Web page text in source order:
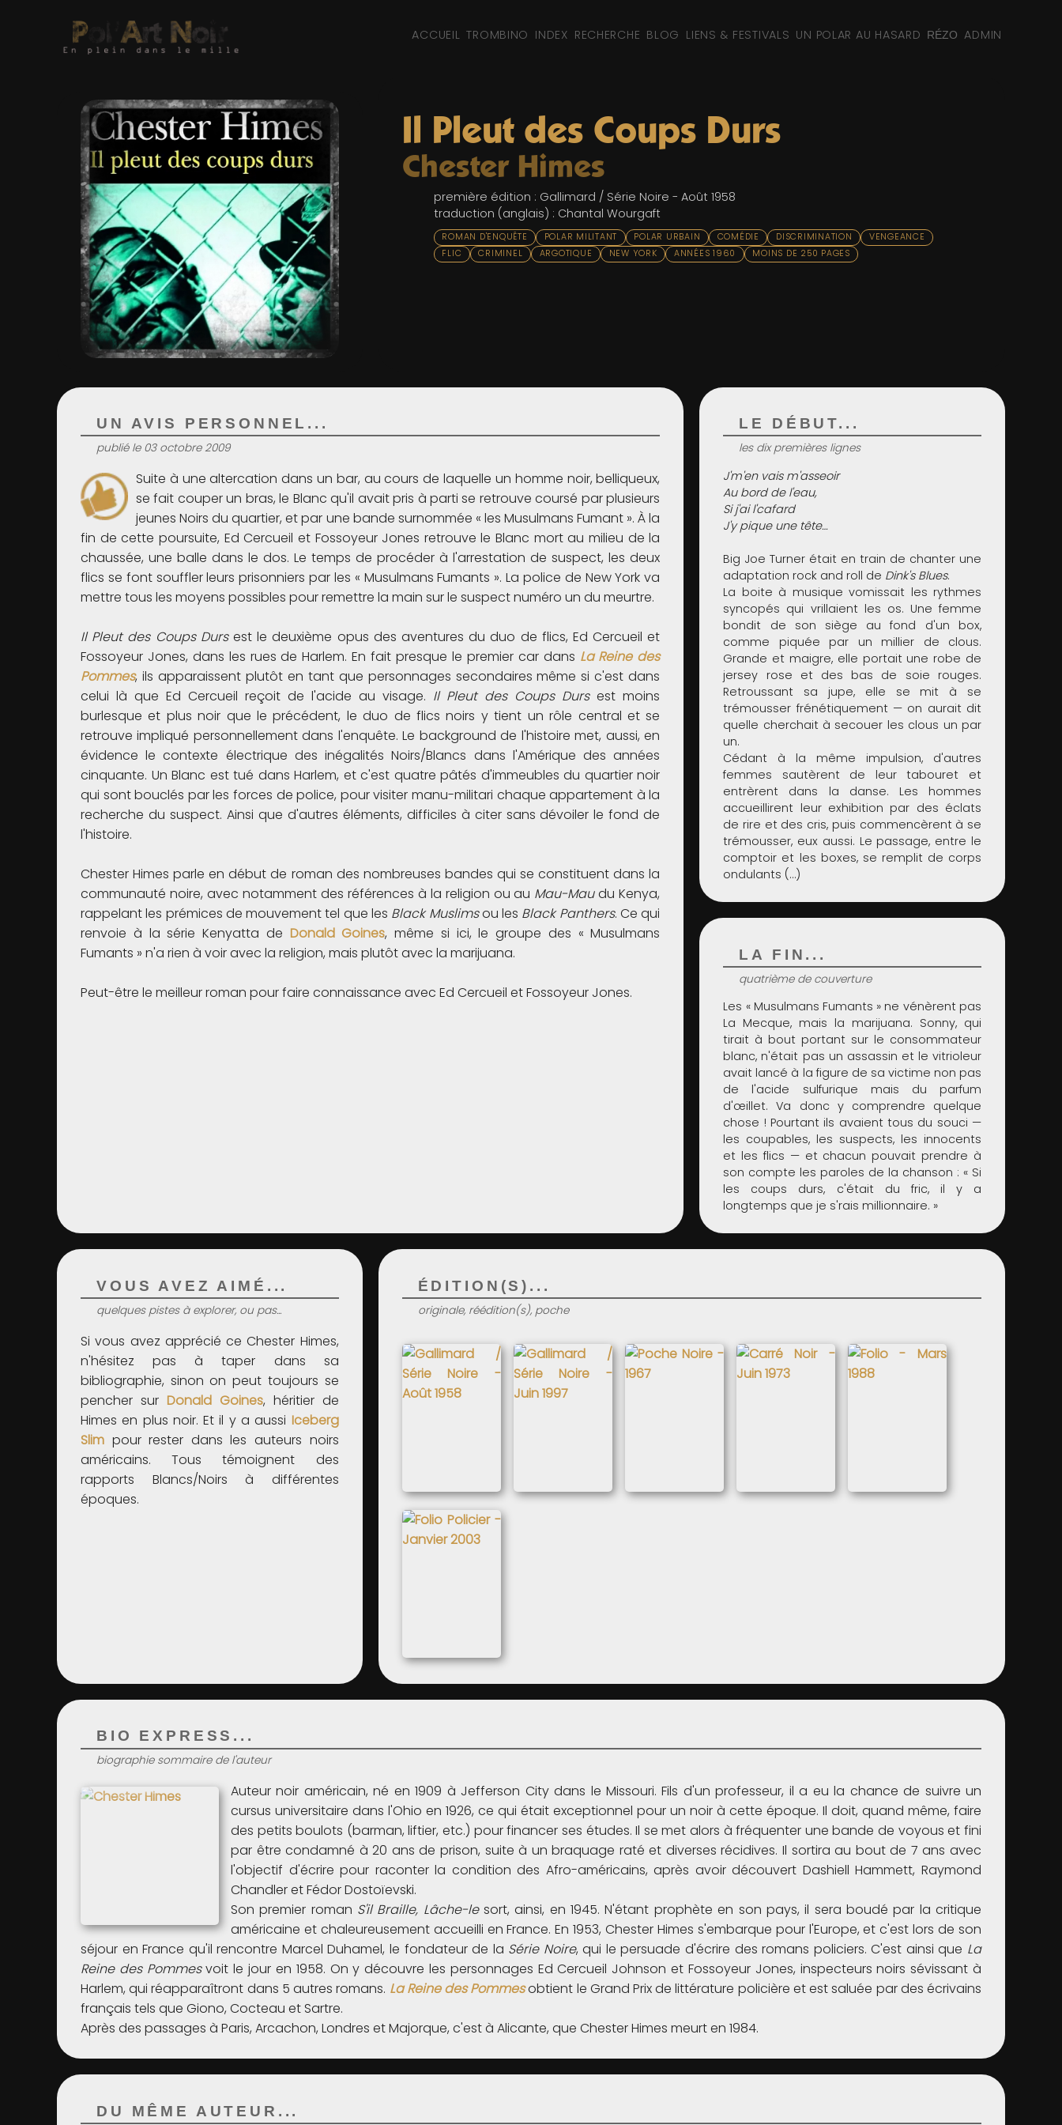
ACCUEIL TROMBINO INDEX RECHERCHE BLOG LIENS & FESTIVALS UN POLAR AU HASARD RÉZO ADMIN
Il Pleut des Coups Durs
Chester Himes
première édition : Gallimard / Série Noire - Août 1958
traduction (anglais) : Chantal Wourgaft
ROMAN D'ENQUÊTE POLAR MILITANT POLAR URBAIN COMÉDIE DISCRIMINATION
VENGEANCE
FLIC
CRIMINEL ARGOTIQUE NEW YORK ANNÉES 1960 MOINS DE 250 PAGES
UN AVIS PERSONNEL...
publié le 03 octobre 2009
Suite à une altercation dans un bar, au cours de laquelle un homme noir, belliqueux,
se fait couper un bras, le Blanc qu'il avait pris à parti se retrouve coursé par plusieurs
jeunes Noirs du quartier, et par une bande surnommée « les Musulmans Fumant ». À la
fin de cette poursuite, Ed Cercueil et Fossoyeur Jones retrouve le Blanc mort au milieu de la
chaussée, une balle dans le dos. Le temps de procéder à l'arrestation de suspect, les deux
flics se font souffler leurs prisonniers par les « Musulmans Fumants ». La police de New York va
mettre tous les moyens possibles pour remettre la main sur le suspect numéro un du meurtre.
Il Pleut des Coups Dursest le deuxième opus des aventures du duo de flics, Ed Cercueil et
Fossoyeur Jones, dans les rues de Harlem. En fait presque le premier car dans La Reine des
Pommes, ils apparaissent plutôt en tant que personnages secondaires même si c'est dans
celui là que Ed Cercueil reçoit de l'acide au visage. Il Pleut des Coups Dursest moins
burlesque et plus noir que le précédent, le duo de flics noirs y tient un rôle central et se
retrouve impliqué personnellement dans l'enquête. Le background de l'histoire met, aussi, en
évidence le contexte électrique des inégalités Noirs/Blancs dans l'Amérique des années
cinquante. Un Blanc est tué dans Harlem, et c'est quatre pâtés d'immeubles du quartier noir
qui sont bouclés par les forces de police, pour visiter manu-militari chaque appartement à la
recherche du suspect. Ainsi que d'autres éléments, difficiles à citer sans dévoiler le fond de
l'histoire.
Chester Himes parle en début de roman des nombreuses bandes qui se constituent dans la
communauté noire, avec notamment des références à la religion ou au Mau-Maudu Kenya,
rappelant les prémices de mouvement tel que les Black Muslimsou les Black Panthers. Ce qui
renvoie à la série Kenyatta de Donald Goines, même si ici, le groupe des « Musulmans
Fumants » n'a rien à voir avec la religion, mais plutôt avec la marijuana.
Peut-être le meilleur roman pour faire connaissance avec Ed Cercueil et Fossoyeur Jones.
VOUS AVEZ AIMÉ...
quelques pistes à explorer, ou pas...
Si vous avez apprécié ce Chester Himes,
n'hésitez pas à taper dans sa
bibliographie, sinon on peut toujours se
pencher sur Donald Goines, héritier de
Himes en plus noir. Et il y a aussi Iceberg
Slim pour rester dans les auteurs noirs
américains. Tous témoignent des
rapports Blancs/Noirs à différentes
époques.
LE DÉBUT...
les dix premières lignes
J'm'en vais m'asseoir
Au bord de l'eau,
Si j'ai l'cafard
J'y pique une tête…
Big Joe Turner était en train de chanter une
adaptation rock and roll de Dink's Blues.
La boite à musique vomissait les rythmes
syncopés qui vrillaient les os. Une femme
bondit de son siège au fond d'un box,
comme piquée par un millier de clous.
Grande et maigre, elle portait une robe de
jersey rose et des bas de soie rouges.
Retroussant sa jupe, elle se mit à se
trémousser frénétiquement — on aurait dit
quelle cherchait à secouer les clous un par
un.
Cédant à la même impulsion, d'autres
femmes sautèrent de leur tabouret et
entrèrent dans la danse. Les hommes
accueillirent leur exhibition par des éclats
de rire et des cris, puis commencèrent à se
trémousser, eux aussi. Le passage, entre le
comptoir et les boxes, se remplit de corps
ondulants (…)
LA FIN...
quatrième de couverture
Les « Musulmans Fumants » ne vénèrent pas
La Mecque, mais la marijuana. Sonny, qui
tirait à bout portant sur le consommateur
blanc, n'était pas un assassin et le vitrioleur
avait lancé à la figure de sa victime non pas
de l'acide sulfurique mais du parfum
d'œillet. Va donc y comprendre quelque
chose ! Pourtant ils avaient tous du souci —
les coupables, les suspects, les innocents
et les flics — et chacun pouvait prendre à
son compte les paroles de la chanson : « Si
les coups durs, c'était du fric, il y a
longtemps que je s'rais millionnaire. »
BIO EXPRESS...
biographie sommaire de l'auteur
Auteur noir américain, né en 1909 à Jefferson City dans le Missouri. Fils d'un professeur, il a eu la chance de suivre un
cursus universitaire dans l'Ohio en 1926, ce qui était exceptionnel pour un noir à cette époque. Il doit, quand même, faire
des petits boulots (barman, liftier, etc.) pour financer ses études. Il se met alors à fréquenter une bande de voyous et fini
par être condamné à 20 ans de prison, suite à un braquage raté et diverses récidives. Il sortira au bout de 7 ans avec
l'objectif d'écrire pour raconter la condition des Afro-américains, après avoir découvert Dashiell Hammett, Raymond
Chandler et Fédor Dostoïevski.
Son premier roman S'il Braille, Lâche-lesort, ainsi, en 1945. N'étant prophète en son pays, il sera boudé par la critique
américaine et chaleureusement accueilli en France. En 1953, Chester Himes s'embarque pour l'Europe, et c'est lors de son
séjour en France qu'il rencontre Marcel Duhamel, le fondateur de la Série Noire, qui le persuade d'écrire des romans policiers. C'est ainsi que La
Reine des Pommesvoit le jour en 1958. On y découvre les personnages Ed Cercueil Johnson et Fossoyeur Jones, inspecteurs noirs sévissant à
Harlem, qui réapparaîtront dans 5 autres romans. La Reine des Pommesobtient le Grand Prix de littérature policière et est saluée par des écrivains
français tels que Giono, Cocteau et Sartre.
Après des passages à Paris, Arcachon, Londres et Majorque, c'est à Alicante, que Chester Himes meurt en 1984.
ÉDITION(S)...
originale, réédition(s), poche
DU MÊME AUTEUR...